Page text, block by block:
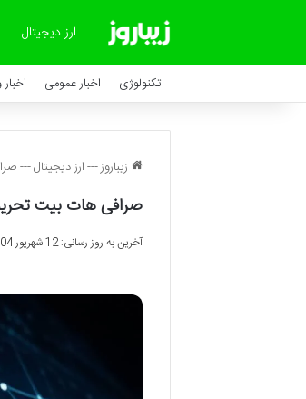
ارز دیجیتال
تکنولوژی اخبار عمومی
زیباروز---ارز دیجیتال---
صرافی هات بیت
آخرین به روز رسانی: 12 شهریور 04